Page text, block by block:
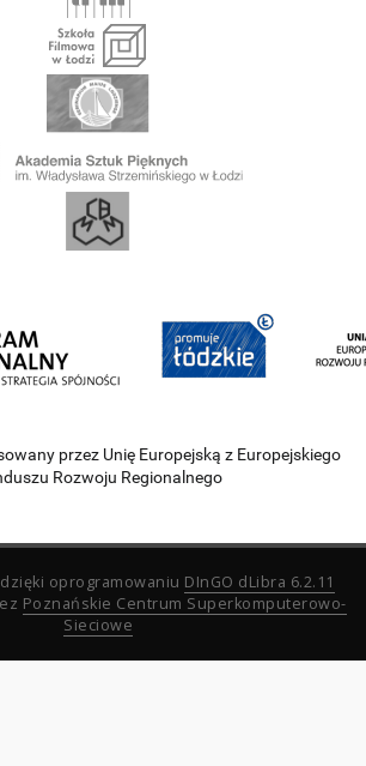
przez Unię Europejską z Europejskiego
Rozwoju Regionalnego
oprogramowaniu DInGO dLibra 6.2.11
Poznańskie Centrum Superkomputerowo-
Sieciowe